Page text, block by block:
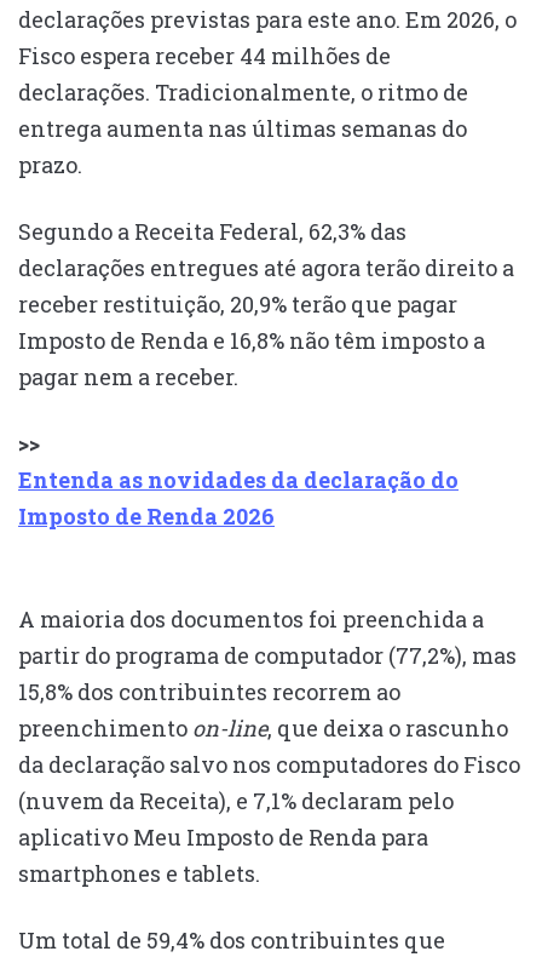
declarações previstas para este ano. Em 2026, o
Fisco espera receber 44 milhões de
declarações. Tradicionalmente, o ritmo de
entrega aumenta nas últimas semanas do
prazo.
Segundo a Receita Federal, 62,3% das
declarações entregues até agora terão direito a
receber restituição, 20,9% terão que pagar
Imposto de Renda e 16,8% não têm imposto a
pagar nem a receber.
>>
Entenda as novidades da declaração do
Imposto de Renda 2026
A maioria dos documentos foi preenchida a
partir do programa de computador (77,2%), mas
15,8% dos contribuintes recorrem ao
preenchimento on-line, que deixa o rascunho
da declaração salvo nos computadores do Fisco
(nuvem da Receita), e 7,1% declaram pelo
aplicativo Meu Imposto de Renda para
smartphones e tablets.
Um total de 59,4% dos contribuintes que